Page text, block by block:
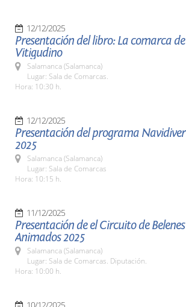
12/12/2025
Presentación del libro: La comarca de
Vitigudino
Salamanca (Salamanca)
Lugar: Sala de Comarcas.
Hora: 10:30 h.
12/12/2025
Presentación del programa Navidiver
2025
Salamanca (Salamanca)
Lugar: Sala de Comarcas
Hora: 10:15 h.
11/12/2025
Presentación de el Circuito de Belenes
Animados 2025
Salamanca (Salamanca)
Lugar: Sala de Comarcas. Diputación.
Hora: 10:00 h.